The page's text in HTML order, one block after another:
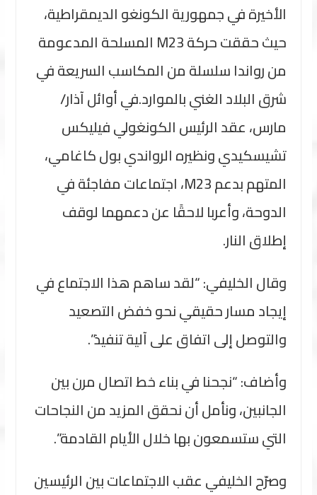
الأخيرة في جمهورية الكونغو الديمقراطية،
حيث حققت حركة M23 المسلحة المدعومة
من رواندا سلسلة من المكاسب السريعة في
شرق البلاد الغني بالموارد.في أوائل آذار/
مارس، عقد الرئيس الكونغولي فيليكس
تشيسكيدي ونظيره الرواندي بول كاغامي،
المتهم بدعم M23، اجتماعات مفاجئة في
الدوحة، وأعربا لاحقًا عن دعمهما لوقف
إطلاق النار.
وقال الخليفي: “لقد ساهم هذا الاجتماع في
إيجاد مسار حقيقي نحو خفض التصعيد
والتوصل إلى اتفاق على آلية تنفيذ”.
وأضاف: “نجحنا في بناء خط اتصال مرن بين
الجانبين، ونأمل أن نحقق المزيد من النجاحات
التي ستسمعون بها خلال الأيام القادمة”.
وصرّح الخليفي عقب الاجتماعات بين الرئيسين